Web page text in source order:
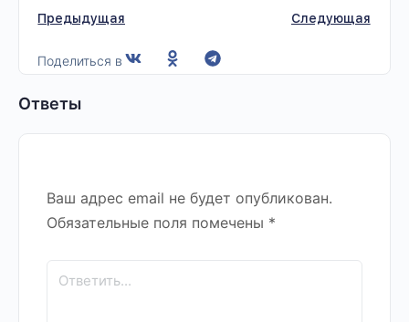
Предыдущая Следующая
Поделиться в
Ответы
Ваш адрес email не будет опубликован.
Обязательные поля помечены *